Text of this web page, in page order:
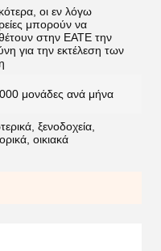
οι εν λόγω
μπορούν να
στην ΕΑΤΕ την
για την εκτέλεση των
μονάδες ανά μήνα
ξενοδοχεία,
οικιακά